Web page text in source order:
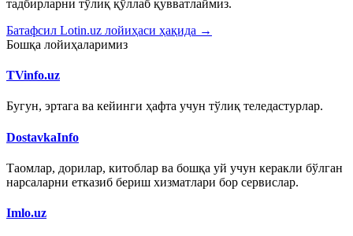
тадбирларни тўлиқ қўллаб қувватлаймиз.
Батафсил Lotin.uz лойиҳаси ҳақида →
Бошқа лойиҳаларимиз
TVinfo.uz
Бугун, эртага ва кейинги ҳафта учун тўлиқ теледастурлар.
DostavkaInfo
Таомлар, дорилар, китоблар ва бошқа уй учун керакли бўлган
нарсаларни етказиб бериш хизматлари бор сервислар.
Imlo.uz